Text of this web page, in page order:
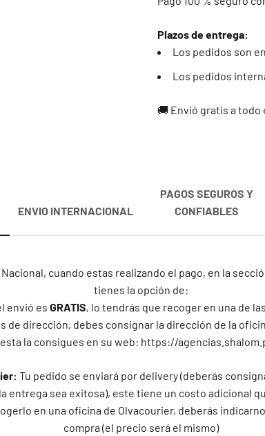
Plazos de entrega:
Los pedidos son
Los pedidos
🚚 Envió gratis a todo
cuando estas realizando el pago, en la
tienes la opción de:
envió es GRATIS, lo tendrás que recoger en una de
de dirección, debes consignar la dirección de la
esta la consigues en su web: https://
Tu pedido se enviará por delivery (deberás
entrega sea exitosa), este tiene un costo adicional
en una oficina de Olvacourier, deberás
compra (el precio será el mismo)
ENVIO INTERNACIONAL
PAGOS SEGUROS Y
CONFIABLES